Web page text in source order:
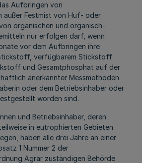
Aufbringen von
Festmist von Huf- oder
organischen und organisch-
nur erfolgen darf, wenn
vor dem Aufbringen ihre
verfügbarem Stickstoff
und Gesamtphosphat auf der
anerkannter Messmethoden
oder dem Betriebsinhaber oder
worden sind.
und Betriebsinhaber, deren
in eutrophierten Gebieten
haben alle drei Jahre an einer
1 Nummer 2 der
Agrar zuständigen Behörde